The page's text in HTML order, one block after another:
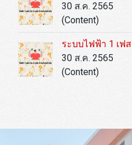
30 ส.ค. 2565
(Content)
ระบบไฟฟ้า 1 เฟ
30 ส.ค. 2565
(Content)